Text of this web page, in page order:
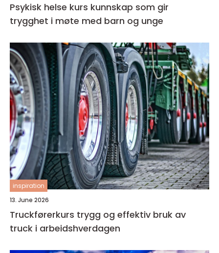
Psykisk helse kurs kunnskap som gir
trygghet i møte med barn og unge
inspiration
13. June 2026
Truckførerkurs trygg og effektiv bruk av
truck i arbeidshverdagen